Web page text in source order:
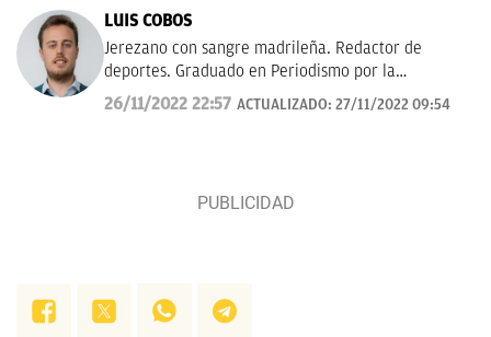
LUIS COBOS
Jerezano con sangre madrileña. Redactor de
deportes. Graduado en Periodismo por la
Universidad Complutense de Madrid. Amor eterno
por la pelota.
26/11/2022 22:57 ACTUALIZADO: 27/11/2022 09:54